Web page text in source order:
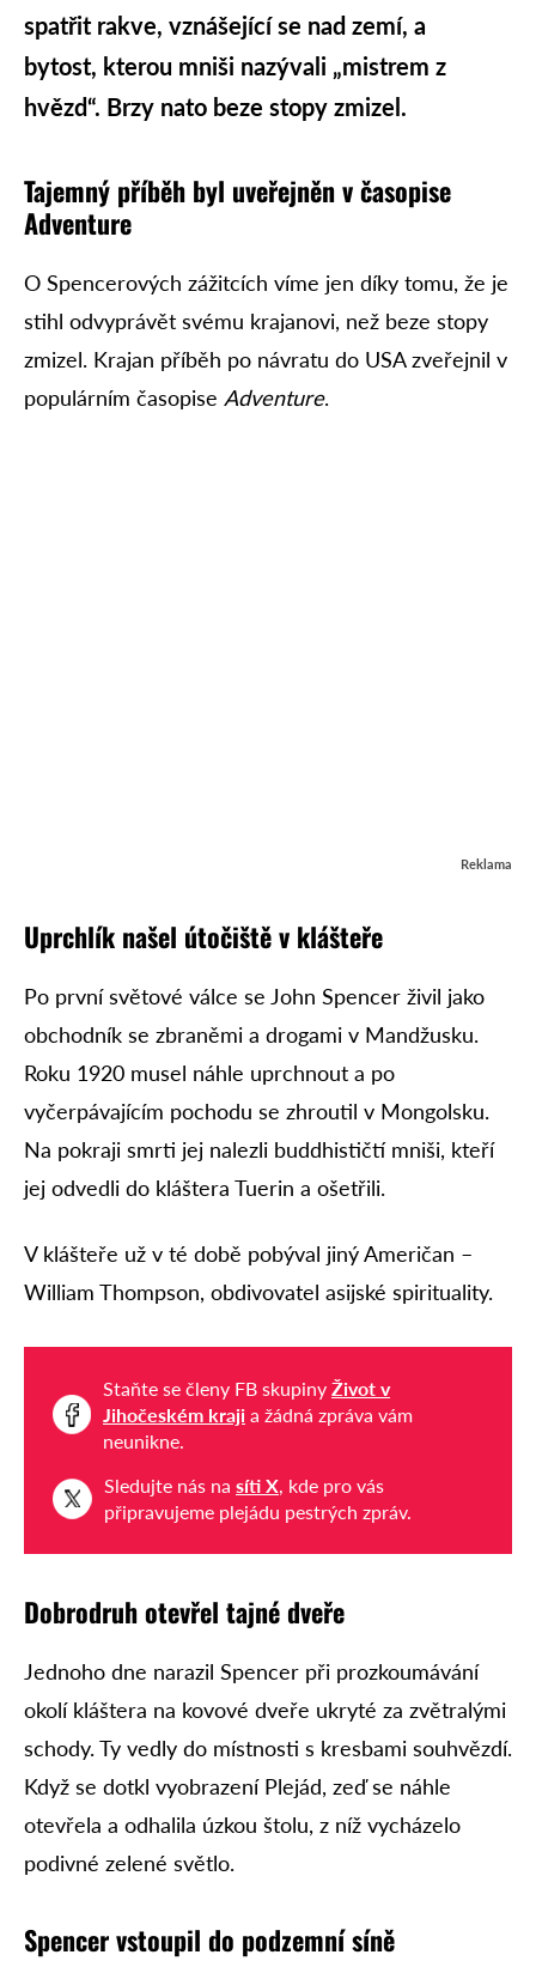
spatřit rakve, vznášející se nad zemí, a
bytost, kterou mniši nazývali „mistrem z
hvězd“. Brzy nato beze stopy zmizel.
Tajemný příběh byl uveřejněn v časopise
Adventure
O Spencerových zážitcích víme jen díky tomu, že je
stihl odvyprávět svému krajanovi, než beze stopy
zmizel. Krajan příběh po návratu do USA zveřejnil v
populárním časopise Adventure.
Reklama
Uprchlík našel útočiště v klášteře
Po první světové válce se John Spencer živil jako
obchodník se zbraněmi a drogami v Mandžusku.
Roku 1920 musel náhle uprchnout a po
vyčerpávajícím pochodu se zhroutil v Mongolsku.
Na pokraji smrti jej nalezli buddhističtí mniši, kteří
jej odvedli do kláštera Tuerin a ošetřili.
V klášteře už v té době pobýval jiný Američan –
William Thompson, obdivovatel asijské spirituality.
Staňte se členy FB skupiny Život v
Jihočeském kraji a žádná zpráva vám
neunikne.
Sledujte nás na síti X, kde pro vás
připravujeme plejádu pestrých zpráv.
Dobrodruh otevřel tajné dveře
Jednoho dne narazil Spencer při prozkoumávání
okolí kláštera na kovové dveře ukryté za zvětralými
schody. Ty vedly do místnosti s kresbami souhvězdí.
Když se dotkl vyobrazení Plejád, zeď se náhle
otevřela a odhalila úzkou štolu, z níž vycházelo
podivné zelené světlo.
Spencer vstoupil do podzemní síně